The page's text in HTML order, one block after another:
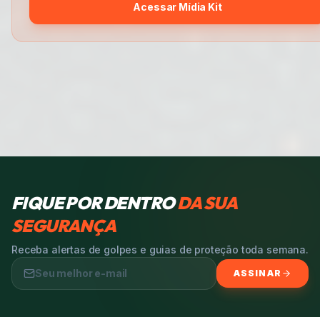
Acessar Mídia Kit
FIQUE POR DENTRODA SUA
SEGURANÇA
Receba alertas de golpes e guias de proteção toda semana.
ASSINAR